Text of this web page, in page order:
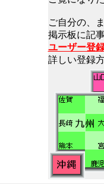
ご自分の、
ユーザー登
詳しい登録